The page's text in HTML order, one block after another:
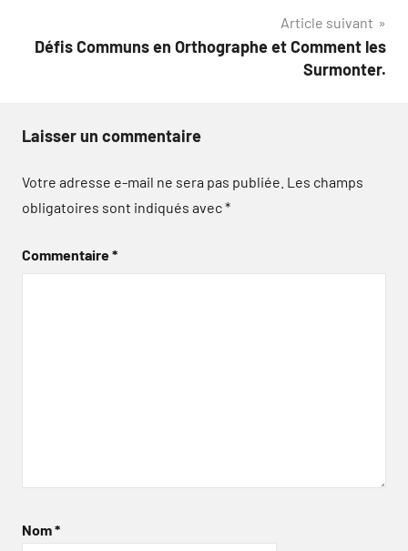
Article suivant
Défis Communs en Orthographe et Comment les
Surmonter.
Laisser un commentaire
Votre adresse e-mail ne sera pas publiée. Les champs
obligatoires sont indiqués avec*
Commentaire*
Nom*